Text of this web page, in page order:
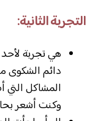
التجربة الثانية:
دائم الشكوى
المشاكل
وكنت أشعر